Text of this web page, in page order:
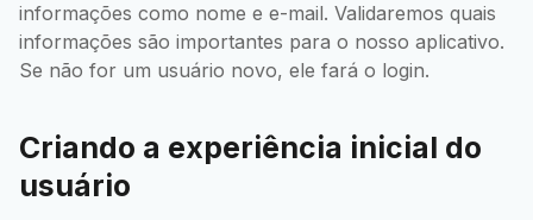
informações como nome e e-mail. Validaremos quais
informações são importantes para o nosso aplicativo.
Se não for um usuário novo, ele fará o login.
Criando a experiência inicial do
usuário